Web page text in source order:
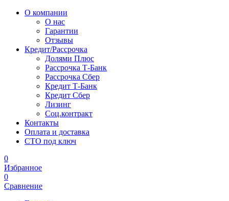
О компании
О нас
Гарантии
Отзывы
Кредит/Рассрочка
Долями Плюс
Рассрочка Т-Банк
Рассрочка Сбер
Кредит Т-Банк
Кредит Сбер
Лизинг
Соц.контракт
Контакты
Оплата и доставка
СТО под ключ
0
Избранное
0
Сравнение